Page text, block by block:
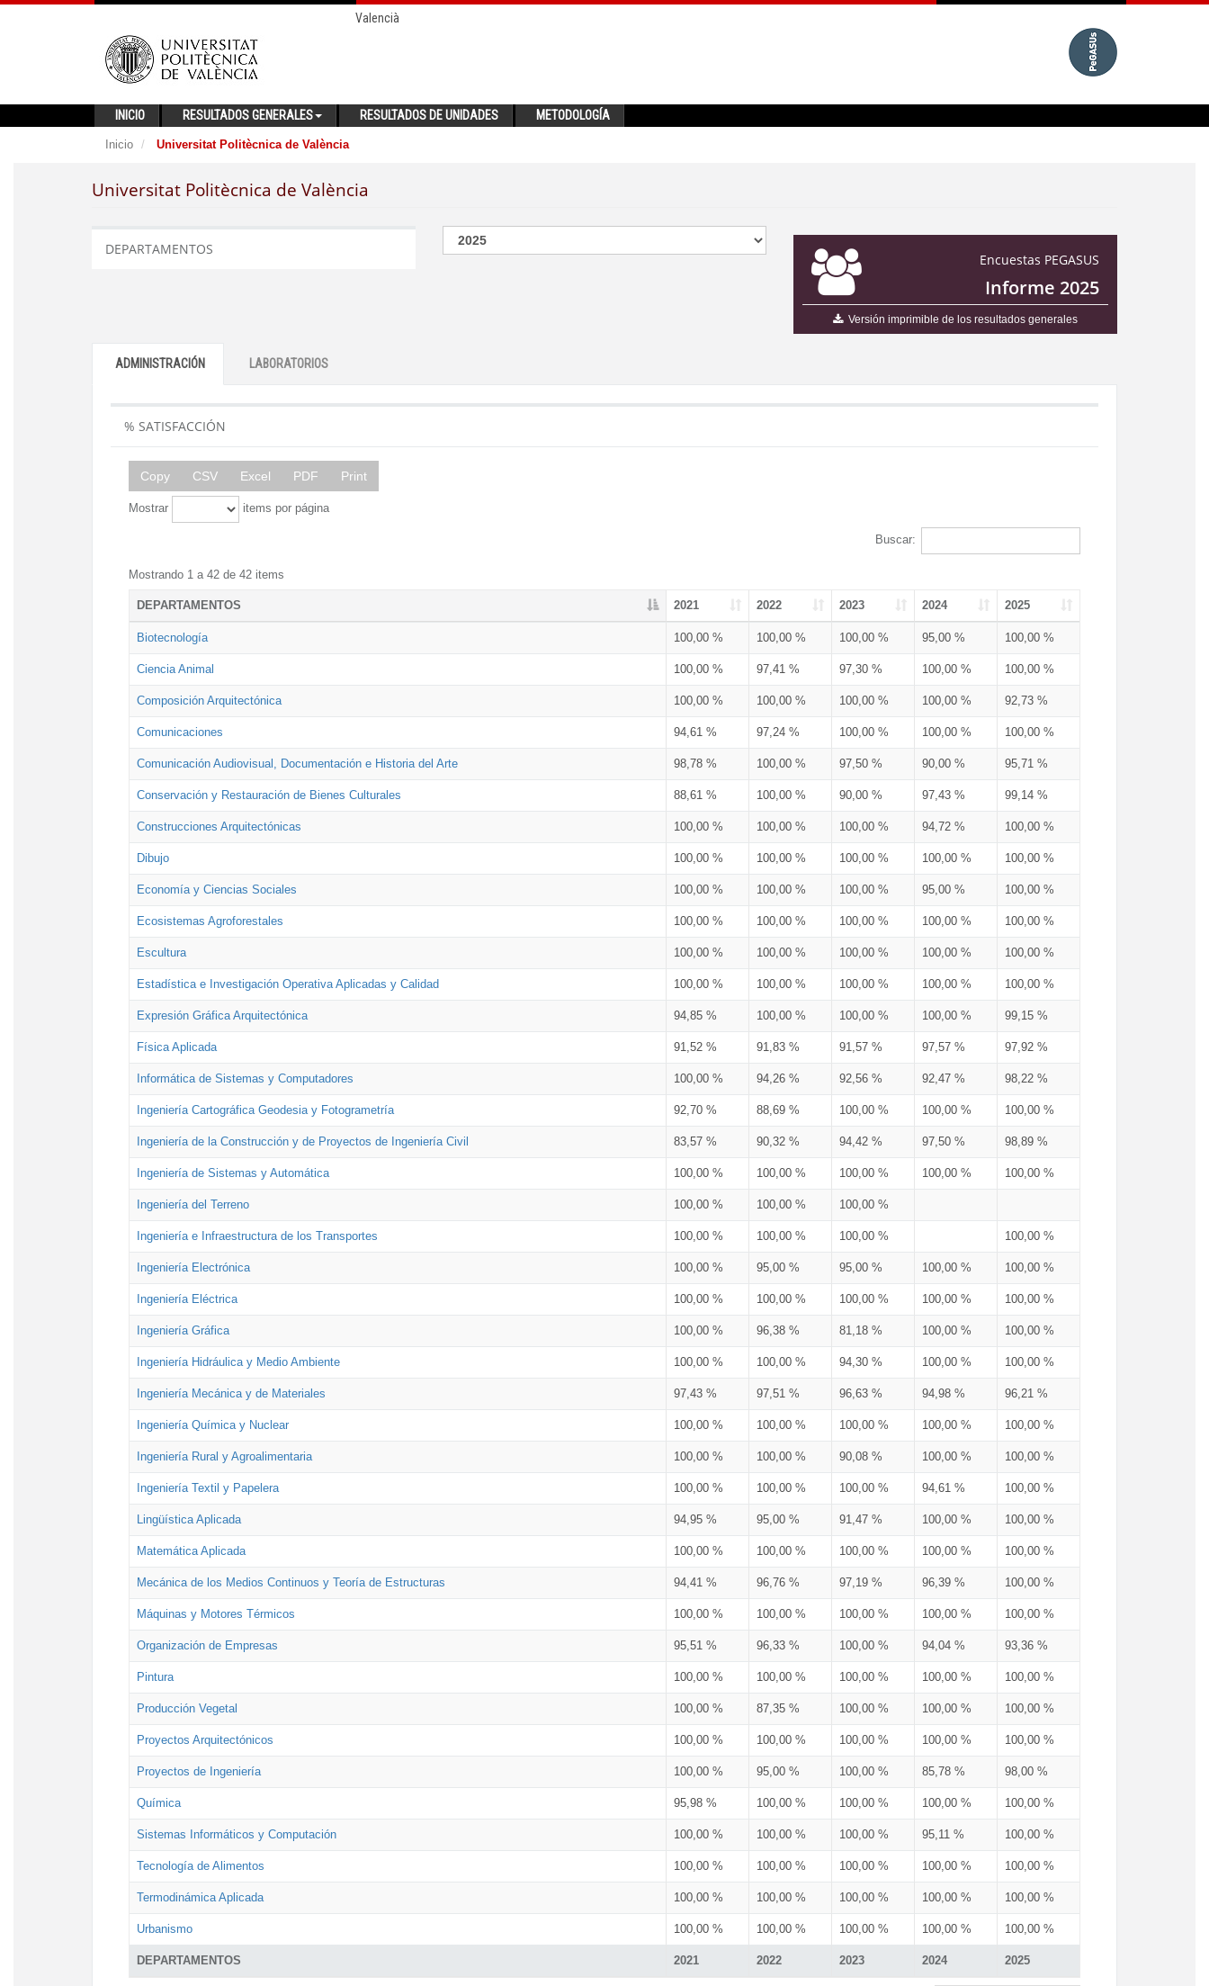
Valencià
INICIO RESULTADOS GENERALES RESULTADOS DE UNIDADES METODOLOGÍA
Inicio Universitat Politècnica de València
Universitat Politècnica de València
Encuestas PEGASUS
Informe 2025
Versión imprimible de los resultados generales
DEPARTAMENTOS
ADMINISTRACIÓN LABORATORIOS
% SATISFACCIÓN
Copy CSV Excel PDF Print
Mostrar items por página
Buscar:
Mostrando 1 a 42 de 42 items
DEPARTAMENTOS 2021 2022 2023 2024 2025
DEPARTAMENTOS 2021 2022 2023 2024 2025
Biotecnología 100,00 % 100,00 % 100,00 % 95,00 % 100,00 %
Ciencia Animal 100,00 % 97,41 % 97,30 % 100,00 % 100,00 %
Composición Arquitectónica 100,00 % 100,00 % 100,00 % 100,00 % 92,73 %
Comunicaciones 94,61 % 97,24 % 100,00 % 100,00 % 100,00 %
Comunicación Audiovisual, Documentación e Historia del Arte 98,78 % 100,00 % 97,50 % 90,00 % 95,71 %
Conservación y Restauración de Bienes Culturales 88,61 % 100,00 % 90,00 % 97,43 % 99,14 %
Construcciones Arquitectónicas 100,00 % 100,00 % 100,00 % 94,72 % 100,00 %
Dibujo 100,00 % 100,00 % 100,00 % 100,00 % 100,00 %
Economía y Ciencias Sociales 100,00 % 100,00 % 100,00 % 95,00 % 100,00 %
Ecosistemas Agroforestales 100,00 % 100,00 % 100,00 % 100,00 % 100,00 %
Escultura 100,00 % 100,00 % 100,00 % 100,00 % 100,00 %
Estadística e Investigación Operativa Aplicadas y Calidad 100,00 % 100,00 % 100,00 % 100,00 % 100,00 %
Expresión Gráfica Arquitectónica 94,85 % 100,00 % 100,00 % 100,00 % 99,15 %
Física Aplicada 91,52 % 91,83 % 91,57 % 97,57 % 97,92 %
Informática de Sistemas y Computadores 100,00 % 94,26 % 92,56 % 92,47 % 98,22 %
Ingeniería Cartográfica Geodesia y Fotogrametría 92,70 % 88,69 % 100,00 % 100,00 % 100,00 %
Ingeniería de la Construcción y de Proyectos de Ingeniería Civil 83,57 % 90,32 % 94,42 % 97,50 % 98,89 %
Ingeniería de Sistemas y Automática 100,00 % 100,00 % 100,00 % 100,00 % 100,00 %
Ingeniería del Terreno 100,00 % 100,00 % 100,00 %
Ingeniería e Infraestructura de los Transportes 100,00 % 100,00 % 100,00 % 100,00 %
Ingeniería Electrónica 100,00 % 95,00 % 95,00 % 100,00 % 100,00 %
Ingeniería Eléctrica 100,00 % 100,00 % 100,00 % 100,00 % 100,00 %
Ingeniería Gráfica 100,00 % 96,38 % 81,18 % 100,00 % 100,00 %
Ingeniería Hidráulica y Medio Ambiente 100,00 % 100,00 % 94,30 % 100,00 % 100,00 %
Ingeniería Mecánica y de Materiales 97,43 % 97,51 % 96,63 % 94,98 % 96,21 %
Ingeniería Química y Nuclear 100,00 % 100,00 % 100,00 % 100,00 % 100,00 %
Ingeniería Rural y Agroalimentaria 100,00 % 100,00 % 90,08 % 100,00 % 100,00 %
Ingeniería Textil y Papelera 100,00 % 100,00 % 100,00 % 94,61 % 100,00 %
Lingüística Aplicada 94,95 % 95,00 % 91,47 % 100,00 % 100,00 %
Matemática Aplicada 100,00 % 100,00 % 100,00 % 100,00 % 100,00 %
Mecánica de los Medios Continuos y Teoría de Estructuras 94,41 % 96,76 % 97,19 % 96,39 % 100,00 %
Máquinas y Motores Térmicos 100,00 % 100,00 % 100,00 % 100,00 % 100,00 %
Organización de Empresas 95,51 % 96,33 % 100,00 % 94,04 % 93,36 %
Pintura 100,00 % 100,00 % 100,00 % 100,00 % 100,00 %
Producción Vegetal 100,00 % 87,35 % 100,00 % 100,00 % 100,00 %
Proyectos Arquitectónicos 100,00 % 100,00 % 100,00 % 100,00 % 100,00 %
Proyectos de Ingeniería 100,00 % 95,00 % 100,00 % 85,78 % 98,00 %
Química 95,98 % 100,00 % 100,00 % 100,00 % 100,00 %
Sistemas Informáticos y Computación 100,00 % 100,00 % 100,00 % 95,11 % 100,00 %
Tecnología de Alimentos 100,00 % 100,00 % 100,00 % 100,00 % 100,00 %
Termodinámica Aplicada 100,00 % 100,00 % 100,00 % 100,00 % 100,00 %
Urbanismo 100,00 % 100,00 % 100,00 % 100,00 % 100,00 %